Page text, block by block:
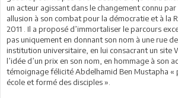
un acteur agissant dans le changement connu
allusion à son combat pour la démocratie et à la
2011 . Il a proposé d’immortaliser le parcours
pas uniquement en donnant son nom à une rue
institution universitaire, en lui consacrant un site
l’idée d’un prix en son nom, en hommage à son
témoignage félicité Abdelhamid Ben Mustapha
école et formé des disciples ».